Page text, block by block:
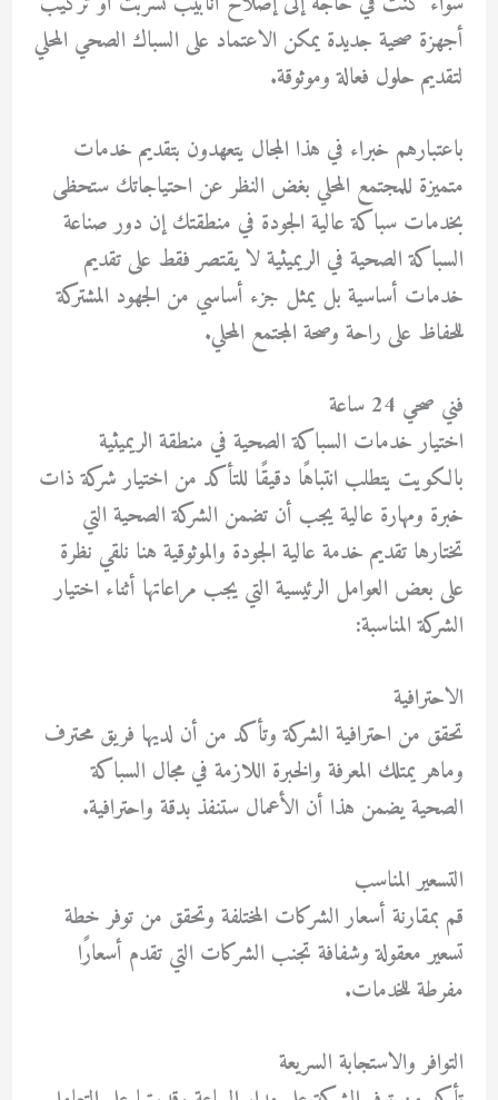
أجهزة صحية جديدة يمكن الاعتماد على السباك الصحي المحلي
لتقديم حلول فعالة وموثوقة.
باعتبارهم خبراء في هذا المجال يتعهدون بتقديم خدمات
متميزة للمجتمع المحلي بغض النظر عن احتياجاتك ستحظى
بخدمات سباكة عالية الجودة في منطقتك إن دور صناعة
السباكة الصحية في الريميثية لا يقتصر فقط على تقديم
خدمات أساسية بل يمثل جزء أساسي من الجهود المشتركة
للحفاظ على راحة وصحة المجتمع المحلي.
فني صحي 24 ساعة
اختيار خدمات السباكة الصحية في منطقة الريميثية
بالكويت يتطلب انتباهًا دقيقًا للتأكد من اختيار شركة ذات
خبرة ومهارة عالية يجب أن تضمن الشركة الصحية التي
تختارها تقديم خدمة عالية الجودة والموثوقية هنا نلقي نظرة
على بعض العوامل الرئيسية التي يجب مراعاتها أثناء اختيار
الشركة المناسبة:
الاحترافية
تحقق من احترافية الشركة وتأكد من أن لديها فريق محترف
وماهر يمتلك المعرفة والخبرة اللازمة في مجال السباكة
الصحية يضمن هذا أن الأعمال ستنفذ بدقة واحترافية.
التسعير المناسب
قم بمقارنة أسعار الشركات المختلفة وتحقق من توفر خطة
تسعير معقولة وشفافة تجنب الشركات التي تقدم أسعارًا
مفرطة للخدمات.
التوافر والاستجابة السريعة